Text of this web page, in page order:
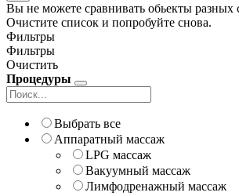
Вы не можете сравнивать обьекты разных
Очистите список и попробуйте снова.
Фильтры
Фильтры
Очистить
Процедуры
Выбрать все
Аппаратный массаж
LPG массаж
Вакуумный массаж
Лимфодренажный массаж